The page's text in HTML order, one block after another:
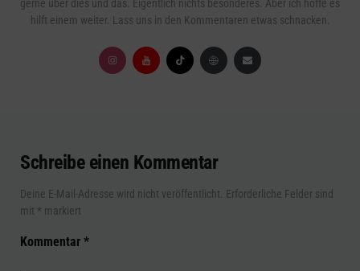
gerne über dies und das. Eigentlich nichts besonderes. Aber ich hoffe es
hilft einem weiter. Lass uns in den Kommentaren etwas schnacken.
Schreibe einen Kommentar
Deine E-Mail-Adresse wird nicht veröffentlicht. Erforderliche Felder sind
mit * markiert
Kommentar *